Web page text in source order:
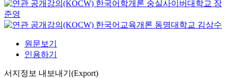
한국어학개론 숭실사이버대학교 장
준영
한국어교육개론 동명대학교 김상수
원문보기
인용하기
서지정보 내보내기(Export)